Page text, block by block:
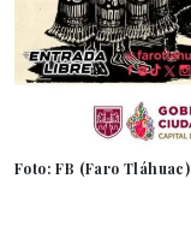
Foto: FB (Faro Tláhuac)